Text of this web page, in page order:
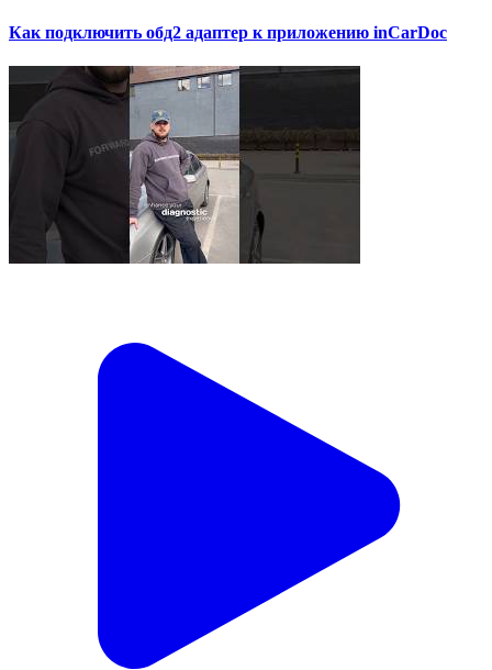
Как подключить обд2 адаптер к приложению inCarDoc